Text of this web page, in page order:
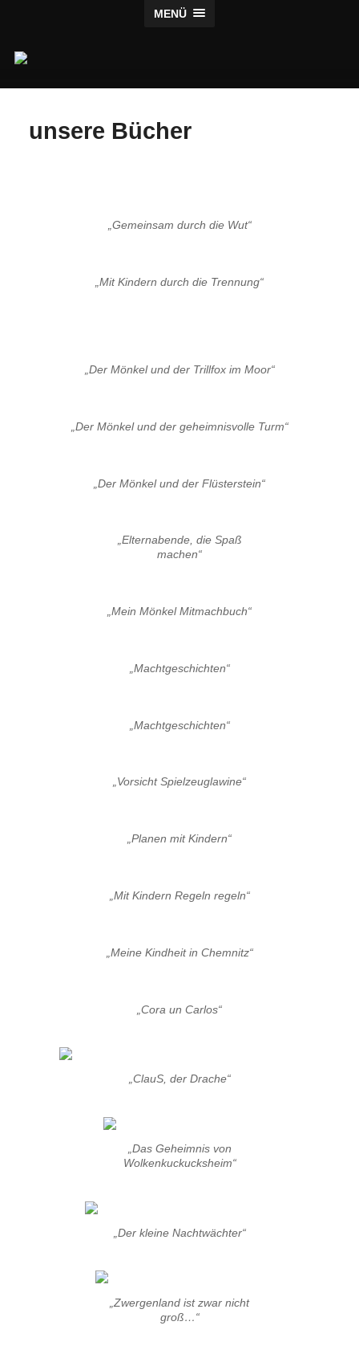
MENÜ
unsere Bücher
„Gemeinsam durch die Wut“
„Mit Kindern durch die Trennung“
„Der Mönkel und der Trillfox im Moor“
„Der Mönkel und der geheimnisvolle Turm“
„Der Mönkel und der Flüsterstein“
„Elternabende, die Spaß
machen“
„Mein Mönkel Mitmachbuch“
„Machtgeschichten“
„Machtgeschichten“
„Vorsicht Spielzeuglawine“
„Planen mit Kindern“
„Mit Kindern Regeln regeln“
„Meine Kindheit in Chemnitz“
„Cora un Carlos“
„ClauS, der Drache“
„Das Geheimnis von
Wolkenkuckucksheim“
„Der kleine Nachtwächter“
„Zwergenland ist zwar nicht
groß…“